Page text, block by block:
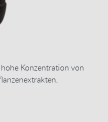
Konzentration von